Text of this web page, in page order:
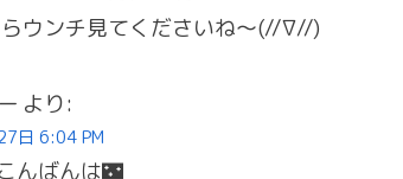
ウンチ見てくださいね〜(//∇//)
より:
日 6:04 PM
んばんは🌃